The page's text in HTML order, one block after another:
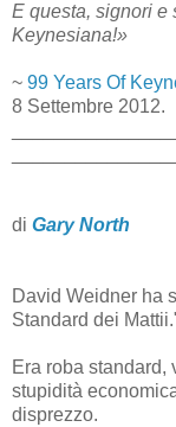
E questa, signori e
Keynesiana!»
~ 99 Years Of
8 Settembre 2012.
di Gary North
David Weidner ha
Standard dei
Era roba standard,
stupidità
disprezzo.